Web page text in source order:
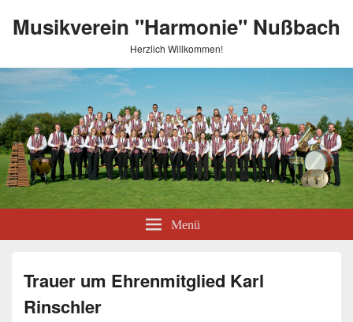
Musikverein "Harmonie" Nußbach
Herzlich Willkommen!
Menü
Trauer um Ehrenmitglied Karl
Rinschler